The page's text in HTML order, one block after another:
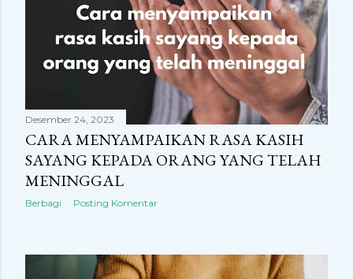
Desember 24, 2023
CARA MENYAMPAIKAN RASA KASIH
SAYANG KEPADA ORANG YANG TELAH
MENINGGAL
Berbagi Posting Komentar